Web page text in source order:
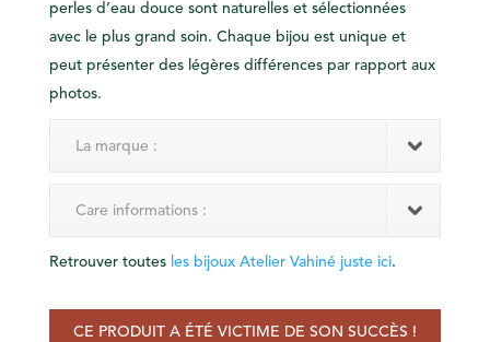
perles d’eau douce sont naturelles et sélectionnées
avec le plus grand soin. Chaque bijou est unique et
peut présenter des légères différences par rapport aux
photos.
La marque :
Care informations :
Retrouver toutes les bijoux Atelier Vahiné juste ici.
CE PRODUIT A ÉTÉ VICTIME DE SON SUCCÈS !